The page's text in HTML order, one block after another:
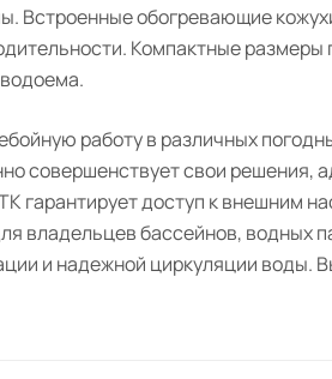
Встроенные обогревающие
Компактные
работу в различных
совершенствует свои решения,
гарантирует доступ к внешним
владельцев бассейнов, водных
и надежной циркуляции воды.